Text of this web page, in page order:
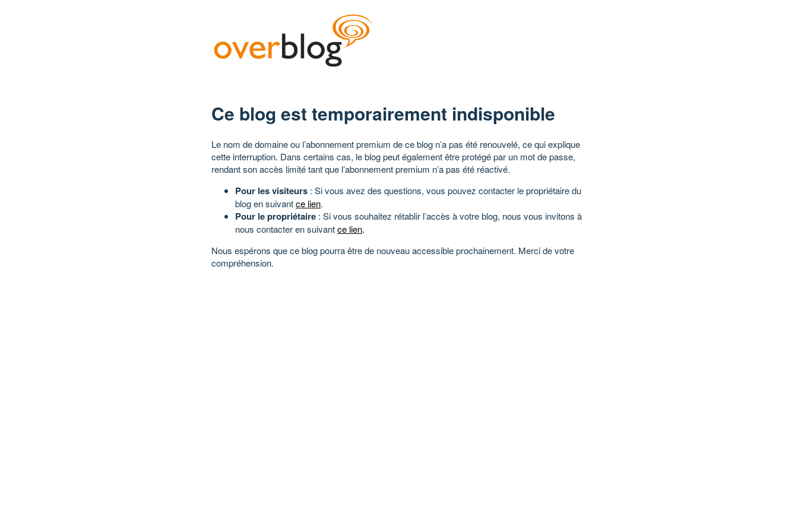
Ce blog est temporairement indisponible
Le nom de domaine ou l’abonnement premium de ce blog n’a pas été renouvelé, ce qui explique
cette interruption. Dans certains cas, le blog peut également être protégé par un mot de passe,
rendant son accès limité tant que l’abonnement premium n’a pas été réactivé.
Pour les visiteurs : Si vous avez des questions, vous pouvez contacter le propriétaire du
blog en suivantce lien.
Pour le propriétaire : Si vous souhaitez rétablir l’accès à votre blog, nous vous invitons à
nous contacter en suivantce lien.
Nous espérons que ce blog pourra être de nouveau accessible prochainement. Merci de votre
compréhension.